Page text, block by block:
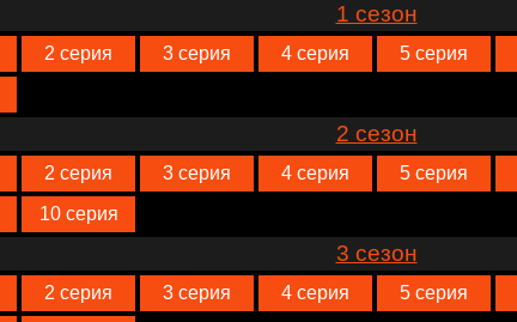
1 сезон
2 серия 3 серия 4 серия 5 серия
2 сезон
2 серия 3 серия 4 серия 5 серия
10 серия
3 сезон
2 серия 3 серия 4 серия 5 серия